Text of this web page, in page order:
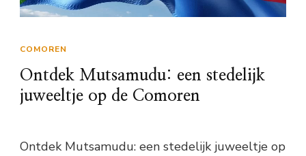
COMOREN
Ontdek Mutsamudu: een stedelijk
juweeltje op de Comoren
Ontdek Mutsamudu: een stedelijk juweeltje op